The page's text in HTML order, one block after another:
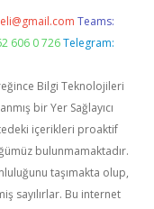
Teams:
606 0 726 Telegram:
Bilgi Teknolojileri
bir Yer Sağlayıcı
içerikleri proaktif
bulunmamaktadır.
taşımakta olup,
sayılırlar. Bu internet